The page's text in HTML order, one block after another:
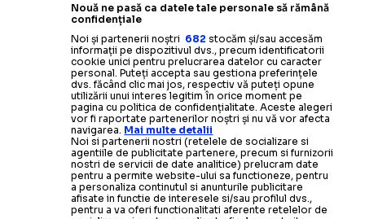
ContactNouă ne pasă ca datele tale personale să rămână
confidențiale
Noi și partenerii noștri 682 stocăm și/sau accesăm
informații pe dispozitivul dvs., precum identificatorii
cookie unici pentru prelucrarea datelor cu caracter
personal. Puteți accepta sau gestiona preferințele
dvs. făcând clic mai jos, respectiv vă puteți opune
utilizării unui interes legitim în orice moment pe
pagina cu politica de confidențialitate. Aceste alegeri
vor fi raportate partenerilor noștri și nu vă vor afecta
navigarea. Mai multe detalii
Noi si partenerii nostri (retelele de socializare si
agentiile de publicitate partenere, precum si furnizorii
nostri de servicii de date analitice) prelucram date
pentru a permite website-ului sa functioneze, pentru
a personaliza continutul si anunturile publicitare
afisate in functie de interesele si/sau profilul dvs.,
pentru a va oferi functionalitati aferente retelelor de